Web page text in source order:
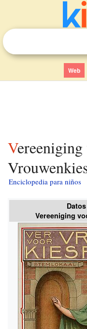
Web
Vereeniging voor
Enciclopedia para niños
Vereeniging